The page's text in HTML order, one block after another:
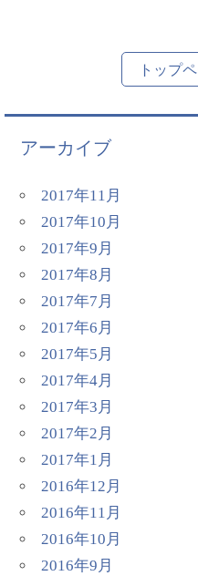
トップ
アーカイブ
2017年11月
2017年10月
2017年9月
2017年8月
2017年7月
2017年6月
2017年5月
2017年4月
2017年3月
2017年2月
2017年1月
2016年12月
2016年11月
2016年10月
2016年9月